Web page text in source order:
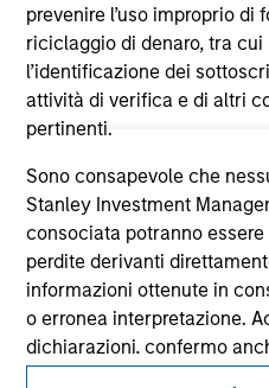
prevenire l’uso improprio
riciclaggio di denaro, tra cui
l’identificazione dei
attività di verifica e di altri
pertinenti.
Sono consapevole che
Stanley Investment
consociata potranno
perdite derivanti
informazioni ottenute in
o erronea interpretazione.
dichiarazioni, confermo
Morgan Stanley
Morgan Stanley Careers